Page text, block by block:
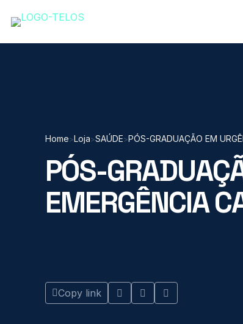
Home>Loja>SAÚDE>PÓS-GRADUAÇÃO EM
PÓS-
EMERGÊNCIA
Copy link